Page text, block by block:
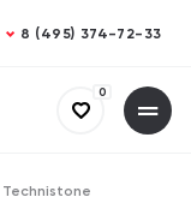
8 (495) 374-72-33
0
Technistone
Закрыть
Закрыть